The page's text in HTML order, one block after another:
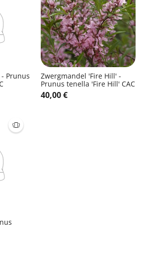
Prunus
Zwergmandel 'Fire Hill' -
Prunus tenella 'Fire Hill' CAC
40,00 €